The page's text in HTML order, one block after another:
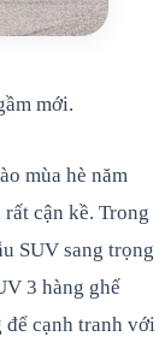
mới.
mùa hè năm
cận kề. Trong
SUV sang trọng
3 hàng ghế
để cạnh tranh với